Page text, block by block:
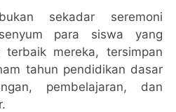
sekadar seremoni
para siswa yang
terbaik mereka, tersimpan
tahun pendidikan dasar
pembelajaran, dan